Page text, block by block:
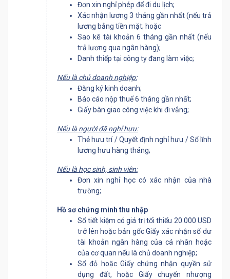
Đơn xin nghỉ phép để đi du lịch;
Xác nhận lương 3 tháng gần nhất (nếu trả
lương bằng tiền mặt; hoặc
Sao kê tài khoản 6 tháng gần nhất (nếu
trả lương qua ngân hàng);
Danh thiếp tại công ty đang làm việc;
Nếu là chủ doanh nghiệp:
Đăng ký kinh doanh;
Báo cáo nộp thuế 6 tháng gần nhất;
Giấy bàn giao công việc khi đi vắng;
Nếu là người đã nghỉ hưu:
Thẻ hưu trí / Quyết định nghỉ hưu / Sổ lĩnh
lương hưu hàng tháng;
Nếu là học sinh, sinh viên:
Đơn xin nghỉ học có xác nhận của nhà
trường;
Hồ sơ chứng minh thu nhập
Sổ tiết kiệm có giá trị tổi thiểu 20.000 USD
trở lên hoặc bản gốc Giấy xác nhận số dư
tài khoản ngân hàng của cá nhân hoặc
của cơ quan nếu là chủ doanh nghiệp;
Sổ đỏ hoặc Giấy chứng nhận quyền sử
dụng đất, hoặc Giấy chuyển nhượng